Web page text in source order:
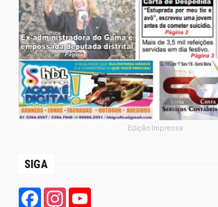
Edição Impressa
SIGA
FacebookInstagram